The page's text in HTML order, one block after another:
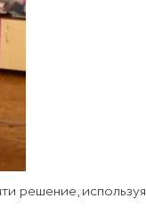
решение, используя